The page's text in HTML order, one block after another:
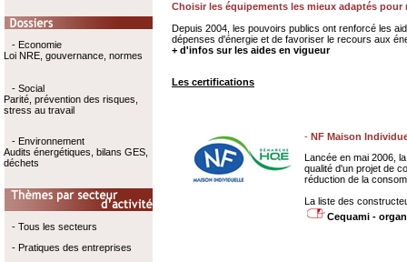
- Economie
Loi NRE, gouvernance, normes
- Social
Parité, prévention des risques,
stress au travail
- Environnement
Audits énergétiques, bilans GES,
déchets
- Tous les secteurs
- Pratiques des entreprises
Choisir les équipements les mieux adaptés pour
Depuis 2004, les pouvoirs publics ont renforcé les
dépenses d'énergie et de favoriser le recours aux
+ d'infos sur les aides en vigueur
Les certifications
-NF Maison
Lancée en mai 2006,
qualité d'un projet de
réduction de la
La liste des
Cequami -